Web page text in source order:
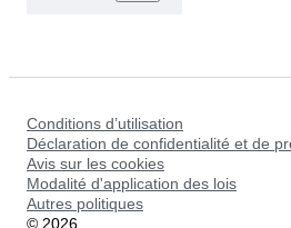
Conditions d’utilisation
Déclaration de confidentialité et de
Avis sur les cookies
Modalité d'application des lois
Autres politiques
© 2026